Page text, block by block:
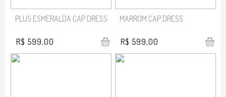
PLUS ESMERALDA CAP DRESS
R$ 599,00
MARROM CAP DRESS
R$ 599,00